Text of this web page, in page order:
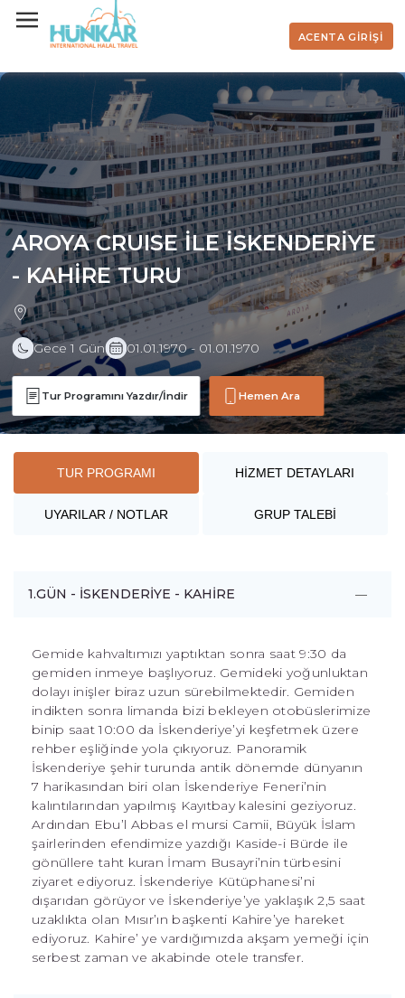
ACENTA GİRİŞİ
AROYA CRUISE İLE İSKENDERİYE
- KAHİRE TURU
Gece 1 Gün 01.01.1970 - 01.01.1970
Tur Programını Yazdır/İndir Hemen Ara
TUR PROGRAMI HİZMET DETAYLARI
UYARILAR / NOTLAR GRUP TALEBİ
1.GÜN - İSKENDERİYE - KAHİRE
Gemide kahvaltımızı yaptıktan sonra saat 9:30 da
gemiden inmeye başlıyoruz. Gemideki yoğunluktan
dolayı inişler biraz uzun sürebilmektedir. Gemiden
indikten sonra limanda bizi bekleyen otobüslerimize
binip saat 10:00 da İskenderiye’yi keşfetmek üzere
rehber eşliğinde yola çıkıyoruz. Panoramik
İskenderiye şehir turunda antik dönemde dünyanın
7 harikasından biri olan İskenderiye Feneri’nin
kalıntılarından yapılmış Kayıtbay kalesini geziyoruz.
Ardından Ebu’l Abbas el mursi Camii, Büyük İslam
şairlerinden efendimize yazdığı Kaside-i Bürde ile
gönüllere taht kuran İmam Busayri’nin türbesini
ziyaret ediyoruz. İskenderiye Kütüphanesi’ni
dışarıdan görüyor ve İskenderiye’ye yaklaşık 2,5 saat
uzaklıkta olan Mısır’ın başkenti Kahire’ye hareket
ediyoruz. Kahire’ ye vardığımızda akşam yemeği için
serbest zaman ve akabinde otele transfer.